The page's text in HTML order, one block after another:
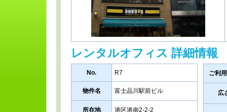
レンタルオフィス 詳細情報
No. R7
物件名 富士品川駅前ビル
所在地 港区港南2-2-2
ご利
広